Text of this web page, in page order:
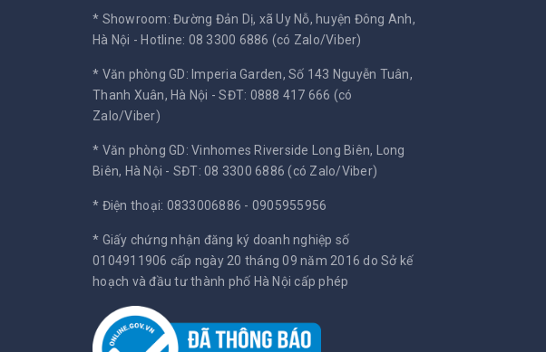
* Showroom: Đường Đản Dị, xã Uy Nỗ, huyện Đông Anh,
Hà Nội -Hotline: 08 3300 6886 (có Zalo/Viber)
* Văn phòng GD: Imperia Garden, Số 143 Nguyễn Tuân,
Thanh Xuân, Hà Nội -SĐT: 0888 417 666 (có
Zalo/Viber)
* Văn phòng GD: Vinhomes Riverside Long Biên, Long
Biên, Hà Nội - SĐT: 08 3300 6886 (có Zalo/Viber)
* Điện thoại: 0833006886 - 0905955956
* Giấy chứng nhận đăng ký doanh nghiệp số
0104911906 cấp ngày 20 tháng 09 năm 2016 do Sở kế
hoạch và đầu tư thành phố Hà Nội cấp phép